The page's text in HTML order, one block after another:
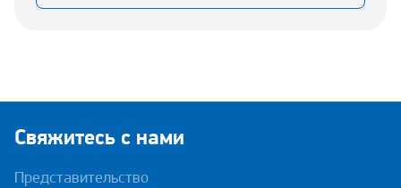
Свяжитесь с нами
Представительство